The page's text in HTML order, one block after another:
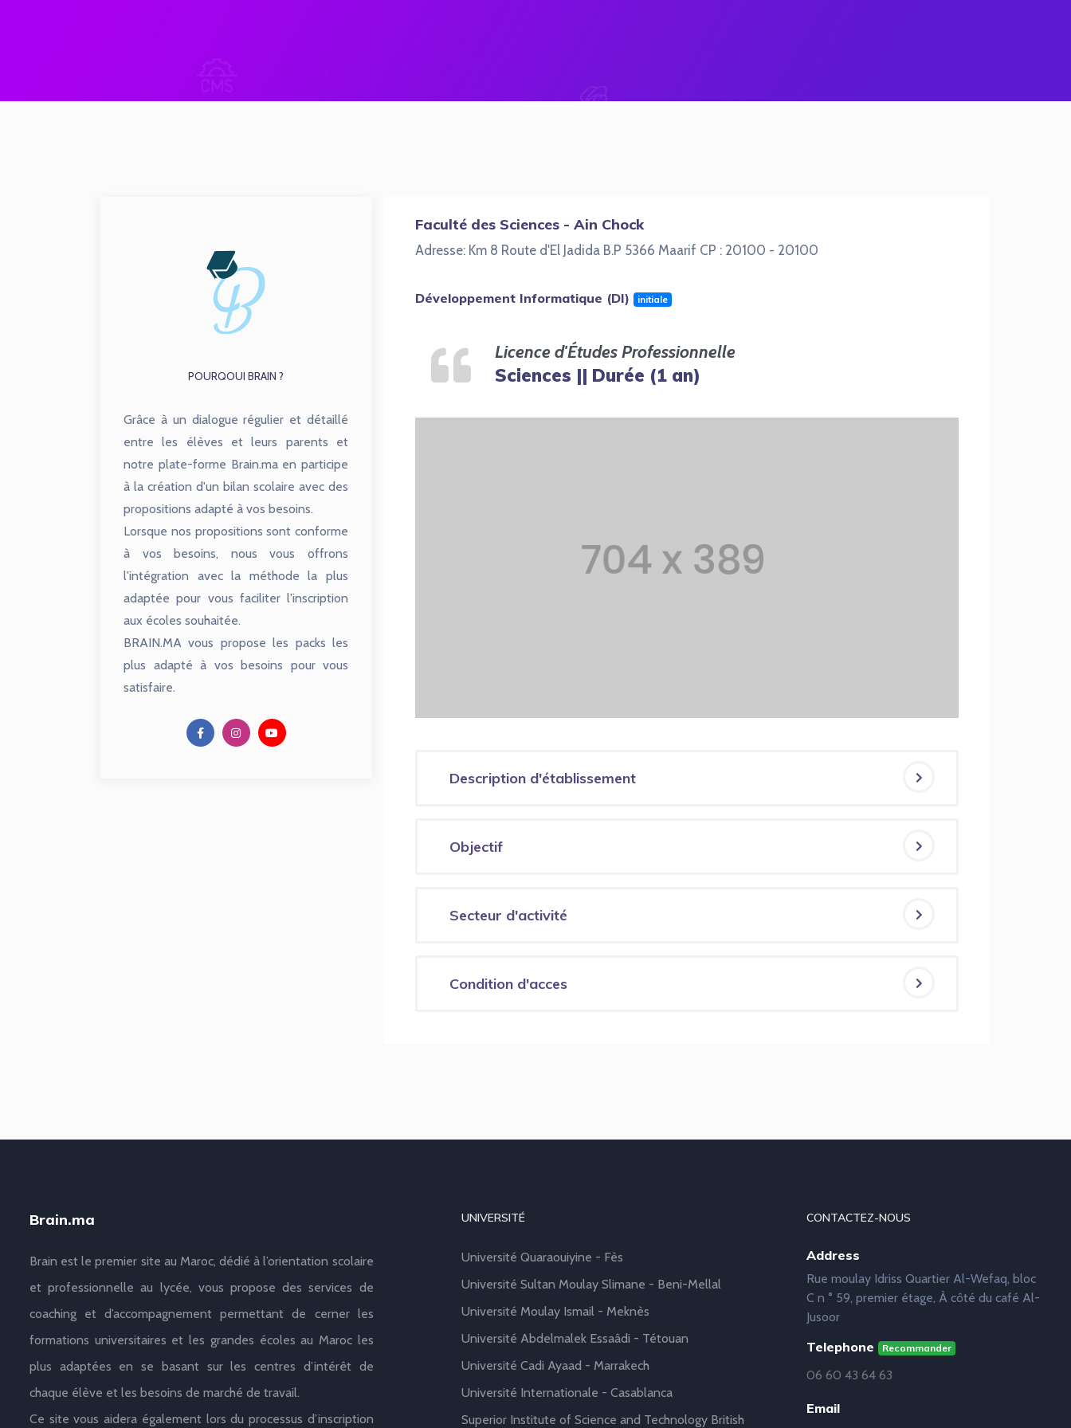
POURQOUI BRAIN ?
Grâce à un dialogue régulier et détaillé
entre les élèves et leurs parents et
notre plate-forme Brain.ma en participe
à la création d'un bilan scolaire avec des
propositions adapté à vos besoins.
Lorsque nos propositions sont conforme
à vos besoins, nous vous offrons
l'intégration avec la méthode la plus
adaptée pour vous faciliter l'inscription
aux écoles souhaitée.
BRAIN.MA vous propose les packs les
plus adapté à vos besoins pour vous
satisfaire.
Faculté des Sciences - Ain Chock
Adresse: Km 8 Route d'El Jadida B.P 5366 Maarif CP : 20100 - 20100
Développement Informatique (DI) initiale
Licence d'Études Professionnelle
Sciences || Durée (1 an)
Description d'établissement
Objectif
Secteur d'activité
Condition d'acces
Brain.ma
Brain est le premier site au Maroc, dédié à l’orientation scolaire
et professionnelle au lycée, vous propose des services de
coaching et d’accompagnement permettant de cerner les
formations universitaires et les grandes écoles au Maroc les
plus adaptées en se basant sur les centres d’intérêt de
chaque élève et les besoins de marché de travail.
Ce site vous aidera également lors du processus d’inscription
UNIVERSITÉ
Université Quaraouiyine - Fès
Université Sultan Moulay Slimane - Beni-Mellal
Université Moulay Ismail - Meknès
Université Abdelmalek Essaâdi - Tétouan
Université Cadi Ayaad - Marrakech
Université Internationale - Casablanca
Superior Institute of Science and Technology British
CONTACTEZ-NOUS
Address
Rue moulay Idriss Quartier Al-Wefaq, bloc
C n ° 59, premier étage, À côté du café Al-
Jusoor
Telephone Recommander
06 60 43 64 63
Email